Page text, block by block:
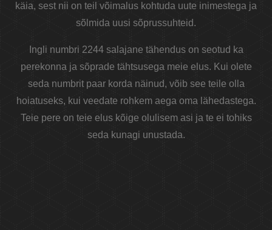
käia, sest nii on teil võimalus kohtuda uute inimestega ja
sõlmida uusi sõprussuhteid.
Ingli numbri 2244 salajane tähendus on seotud ka
perekonna ja sõprade tähtsusega meie elus. Kui olete
seda numbrit paar korda näinud, võib see teile olla
hoiatuseks, kui veedate rohkem aega oma lähedastega.
Teie pere on teie elus kõige olulisem asi ja te ei tohiks
seda kunagi unustada.